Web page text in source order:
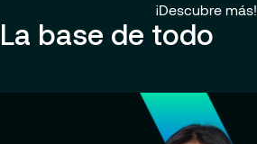
¡Descubre más!
La base de todo